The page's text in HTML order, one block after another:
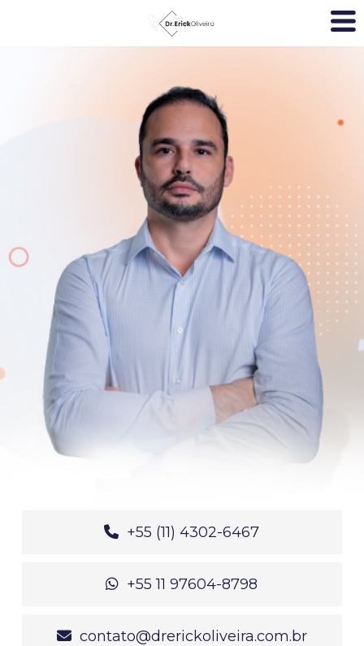
+55 (11) 4302-6467
+55 11 97604-8798
contato@drerickoliveira.com.br